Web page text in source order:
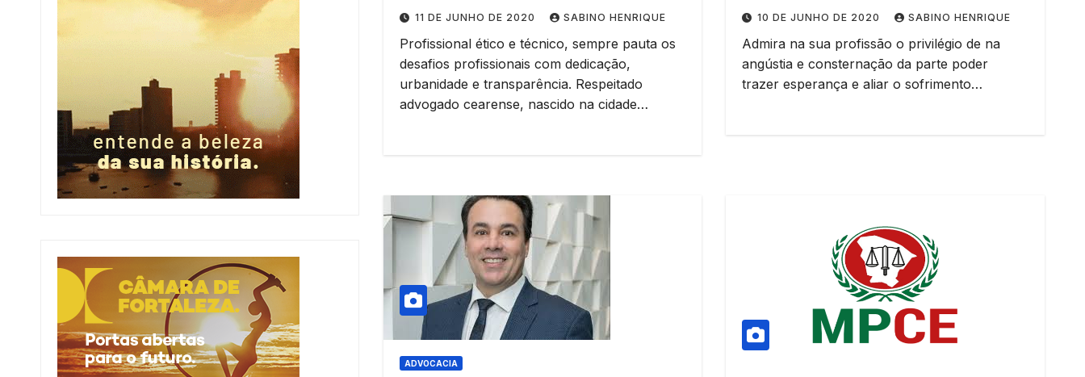
11 DE JUNHO DE 2020 SABINO HENRIQUE
Profissional ético e técnico, sempre pauta os
desafios profissionais com dedicação,
urbanidade e transparência. Respeitado
advogado cearense, nascido na cidade…
10 DE JUNHO DE 2020 SABINO HENRIQUE
Admira na sua profissão o privilégio de na
angústia e consternação da parte poder
trazer esperança e aliar o sofrimento…
ADVOCACIA